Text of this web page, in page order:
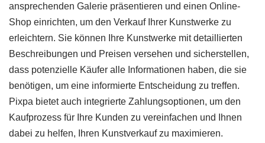
ansprechenden Galerie präsentieren und einen Online-
Shop einrichten, um den Verkauf Ihrer Kunstwerke zu
erleichtern. Sie können Ihre Kunstwerke mit detaillierten
Beschreibungen und Preisen versehen und sicherstellen,
dass potenzielle Käufer alle Informationen haben, die sie
benötigen, um eine informierte Entscheidung zu treffen.
Pixpa bietet auch integrierte Zahlungsoptionen, um den
Kaufprozess für Ihre Kunden zu vereinfachen und Ihnen
dabei zu helfen, Ihren Kunstverkauf zu maximieren.